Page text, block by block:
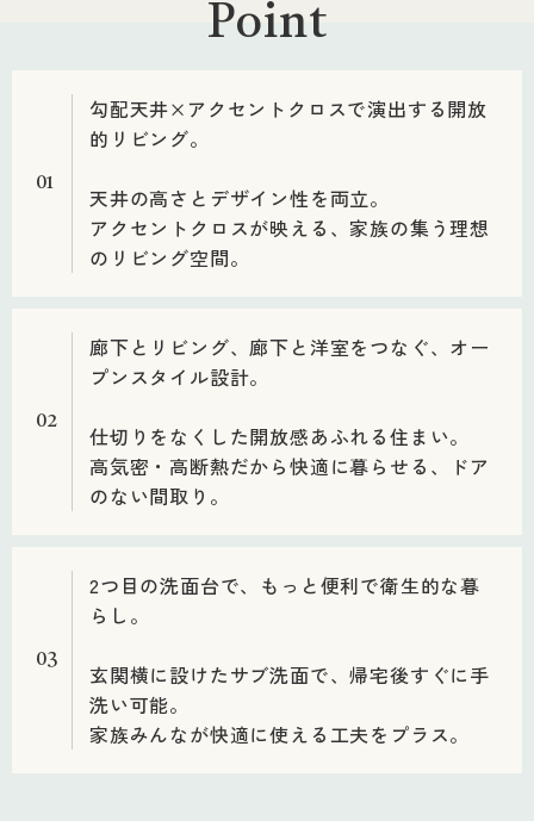
Point
01
勾配天井×アクセントクロスで演出する開放
的リビング。
天井の高さとデザイン性を両立。
アクセントクロスが映える、家族の集う理想
のリビング空間。
02
廊下とリビング、廊下と洋室をつなぐ、オー
プンスタイル設計。
仕切りをなくした開放感あふれる住まい。
高気密・高断熱だから快適に暮らせる、ドア
のない間取り。
03
2つ目の洗面台で、もっと便利で衛生的な暮
らし。
玄関横に設けたサブ洗面で、帰宅後すぐに手
洗い可能。
家族みんなが快適に使える工夫をプラス。